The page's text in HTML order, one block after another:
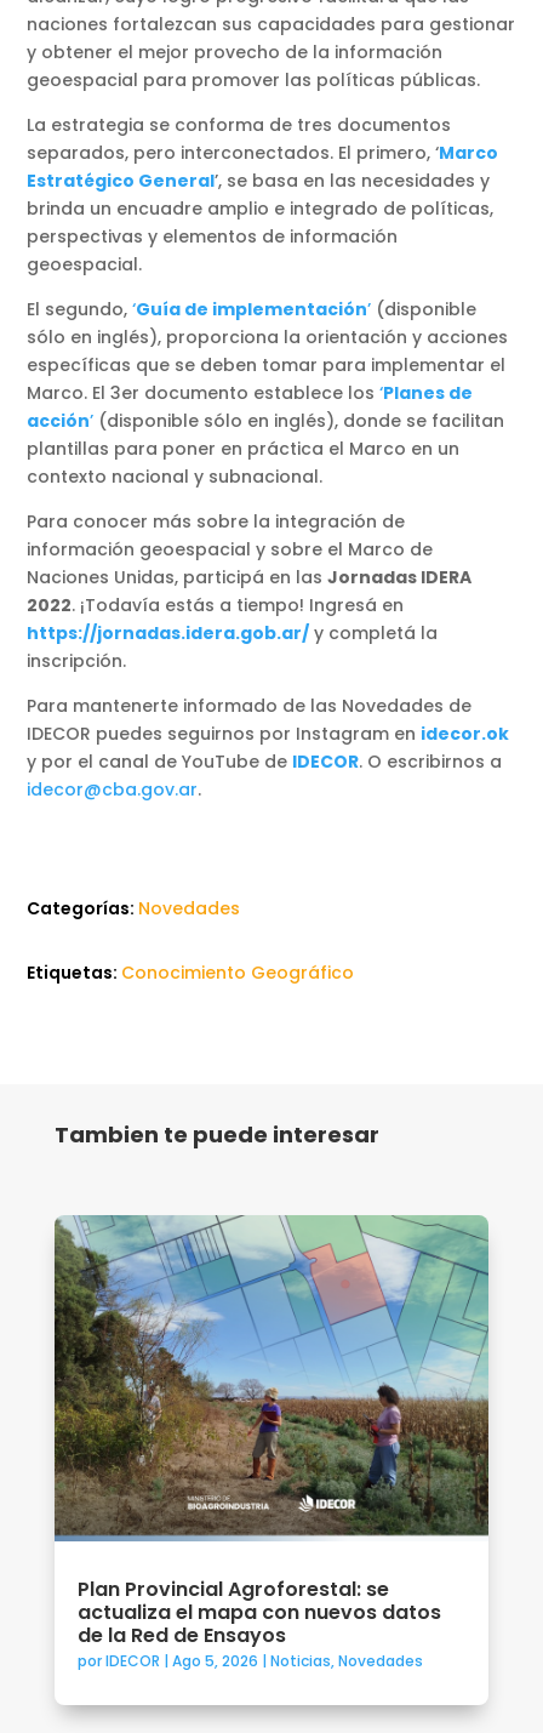
naciones fortalezcan sus capacidades para gestionar
y obtener el mejor provecho de la información
geoespacial para promover las políticas públicas.
La estrategia se conforma de tres documentos
separados, pero interconectados. El primero, ‘Marco
Estratégico General’, se basa en las necesidades y
brinda un encuadre amplio e integrado de políticas,
perspectivas y elementos de información
geoespacial.
El segundo,‘Guía de implementación’ (disponible
sólo en inglés), proporciona la orientación y acciones
específicas que se deben tomar para implementar el
Marco. El 3er documento establece los‘Planes de
acción’ (disponible sólo en inglés), donde se facilitan
plantillas para poner en práctica el Marco en un
contexto nacional y subnacional.
Para conocer más sobre la integración de
información geoespacial y sobre el Marco de
Naciones Unidas, participá en lasJornadas IDERA
2022. ¡Todavía estás a tiempo! Ingresá en
https://jornadas.idera.gob.ar/ y completá la
inscripción.
Para mantenerte informado de las Novedades de
IDECOR puedes seguirnos por Instagram en idecor.ok
y por el canal de YouTube de IDECOR. O escribirnos a
idecor@cba.gov.ar.
Categorías: Novedades
Etiquetas: Conocimiento Geográfico
Tambien te puede interesar
Plan Provincial Agroforestal: se
actualiza el mapa con nuevos datos
de la Red de Ensayos
porIDECOR | Ago 5, 2026 | Noticias,Novedades